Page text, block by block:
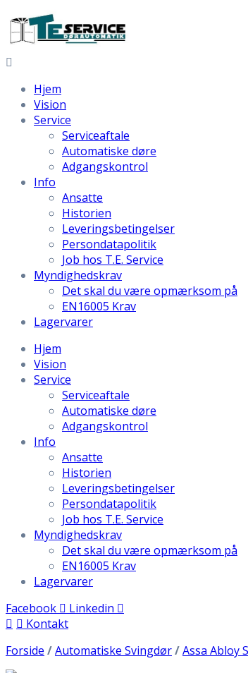
Hjem
Vision
Service
Serviceaftale
Automatiske døre
Adgangskontrol
Info
Ansatte
Historien
Leveringsbetingelser
Persondatapolitik
Job hos T.E. Service
Myndighedskrav
Det skal du være opmærksom på
EN16005 Krav
Lagervarer
Hjem
Vision
Service
Serviceaftale
Automatiske døre
Adgangskontrol
Info
Ansatte
Historien
Leveringsbetingelser
Persondatapolitik
Job hos T.E. Service
Myndighedskrav
Det skal du være opmærksom på
EN16005 Krav
Lagervarer
Facebook
Linkedin
Kontakt
Hjem
Forside /Automatiske Svingdør/Assa Abloy